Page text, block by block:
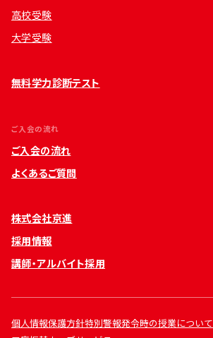
高校受験
大学受験
無料学力診断テスト
ご入会の流れ
ご入会の流れ
よくあるご質問
株式会社京進
採用情報
講師・アルバイト採用
個人情報保護方針特別警報発令時の授業について